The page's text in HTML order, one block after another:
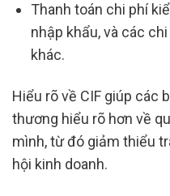
Thanh toán chi phí
nhập khẩu, và các
khác.
Hiểu rõ về CIF giúp các
thương hiểu rõ hơn về
mình, từ đó giảm thiểu
hội kinh doanh.